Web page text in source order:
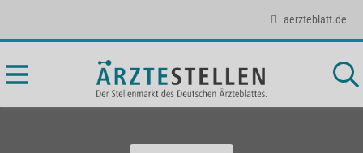
aerzteblatt.de